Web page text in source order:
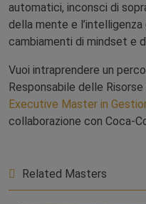
automatici, inconsci di
della mente e
cambiamenti di mindset e
Vuoi intraprendere un
Responsabile delle
Executive Master in
collaborazione con Coca-
Related Masters